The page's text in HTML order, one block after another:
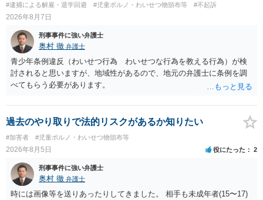
#逮捕による解雇・退学回避
#児童ポルノ・わいせつ物頒布等 #不起訴
2026年8月7日
刑事事件に強い弁護士
奥村 徹 弁護士
青少年条例違反（わいせつ行為 わいせつな行為を教える行為）が検
討されると思いますが、地域性があるので、地元の弁護士に条例を調
べてもらう必要があります。
過去のやり取りで法的リスクがあるか知りたい
#加害者 #児童ポルノ・わいせつ物頒布等
2026年8月5日 役にたった 2
刑事事件に強い弁護士
奥村 徹 弁護士
時には画像等を送りあったりしてきました。 相手も未成年者(15〜17)